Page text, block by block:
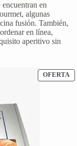
en
algunas
fusión. También,
en línea,
aperitivo sin
OFERTA